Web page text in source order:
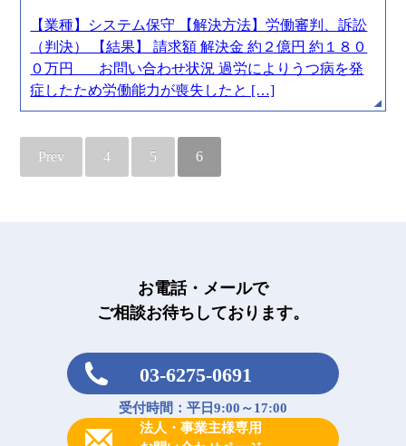
【業種】システム保守 【解決方法】労働審判、訴訟
（判決） 【結果】 請求額 解決金 約２億円 約１８０
０万円 お問い合わせ状況 過労によりうつ病を発
症したため労働能力が喪失したと […]
Prev 4 5 6
お電話・メールで
ご相談お待ちしております。
03-6275-0691
受付時間：平日9:00～17:00
法人・事業主様専用